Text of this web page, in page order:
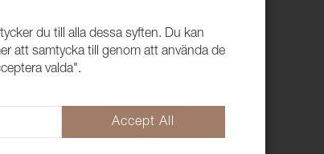
du till alla dessa syften. Du kan
att samtycka till genom att använda de
valda".
Accept All